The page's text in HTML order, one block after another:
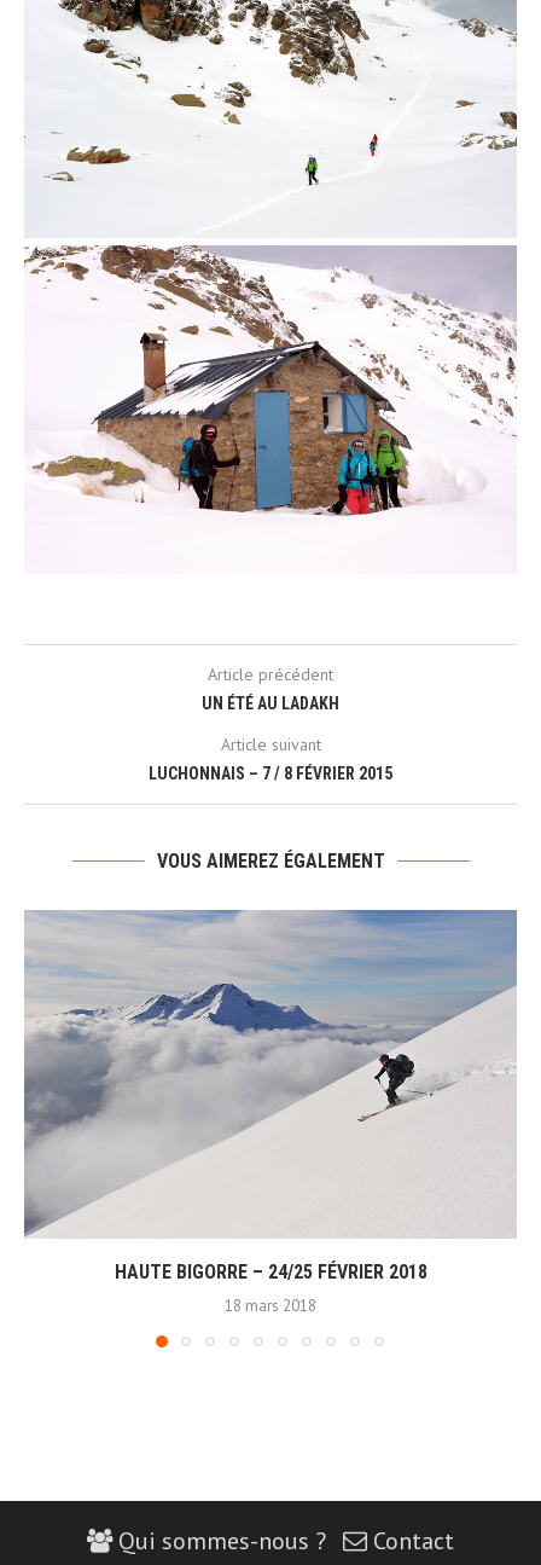
Article précédent
UN ÉTÉ AU LADAKH
Article suivant
LUCHONNAIS – 7 / 8 FÉVRIER 2015
VOUS AIMEREZ ÉGALEMENT
HAUTE BIGORRE – 24/25 FÉVRIER 2018
18 mars 2018
Qui sommes-nous ? Contact